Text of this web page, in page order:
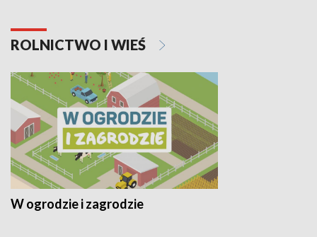
ROLNICTWO I WIEŚ
W ogrodzie i zagrodzie